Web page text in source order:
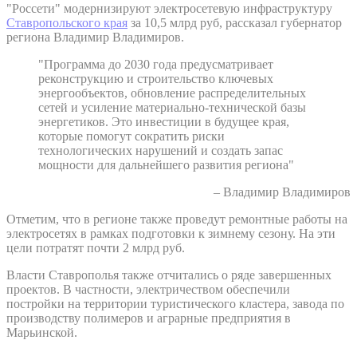
"Россети" модернизируют электросетевую инфраструктуру
Ставропольского края за 10,5 млрд руб, рассказал губернатор
региона Владимир Владимиров.
"Программа до 2030 года предусматривает
реконструкцию и строительство ключевых
энергообъектов, обновление распределительных
сетей и усиление материально-технической базы
энергетиков. Это инвестиции в будущее края,
которые помогут сократить риски
технологических нарушений и создать запас
мощности для дальнейшего развития региона"
– Владимир Владимиров
Отметим, что в регионе также проведут ремонтные работы на
электросетях в рамках подготовки к зимнему сезону. На эти
цели потратят почти 2 млрд руб.
Власти Ставрополья также отчитались о ряде завершенных
проектов. В частности, электричеством обеспечили
постройки на территории туристического кластера, завода по
производству полимеров и аграрные предприятия в
Марьинской.